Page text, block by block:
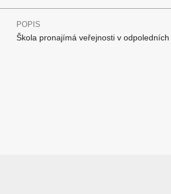
POPIS
Škola pronajímá veřejnosti v odpoledních